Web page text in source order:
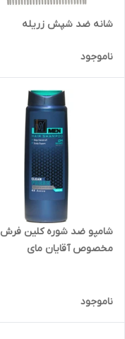
شانه ضد شپش زریله
ناموجود
شامپو ضد شوره کلین فرش
مخصوص آقایان مای
ناموجود